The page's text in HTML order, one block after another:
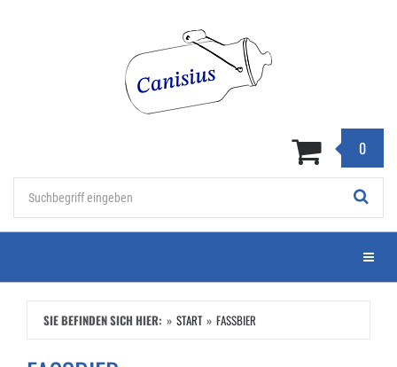
0
Menü
SIE BEFINDEN SICH HIER: START FASSBIER